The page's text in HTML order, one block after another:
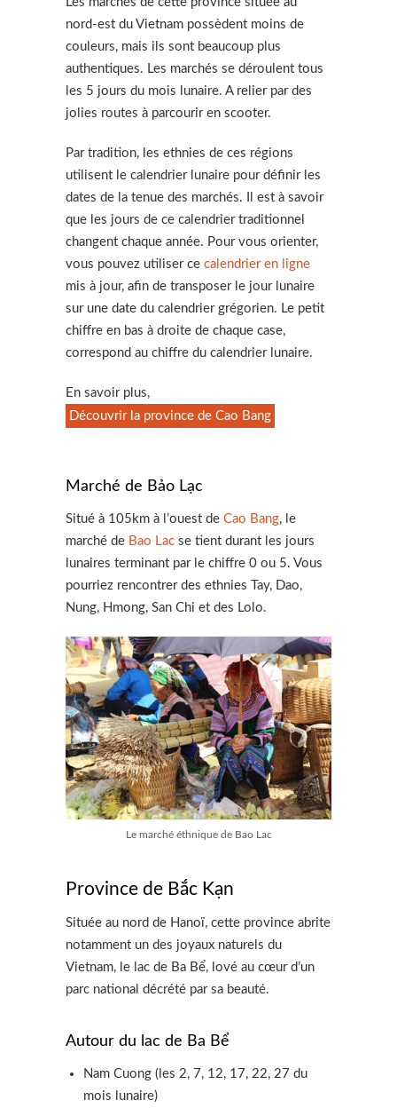
nord-est du Vietnam possèdent moins de
couleurs, mais ils sont beaucoup plus
authentiques. Les marchés se déroulent tous
les 5 jours du mois lunaire. A relier par des
jolies routes à parcourir en scooter.
Par tradition, les ethnies de ces régions
utilisent le calendrier lunaire pour définir les
dates de la tenue des marchés. Il est à savoir
que les jours de ce calendrier traditionnel
changent chaque année. Pour vous orienter,
vous pouvez utiliser ce calendrier en ligne
mis à jour, afin de transposer le jour lunaire
sur une date du calendrier grégorien. Le petit
chiffre en bas à droite de chaque case,
correspond au chiffre du calendrier lunaire.
En savoir plus,
Découvrir la province de Cao Bang
Marché de Bảo Lạc
Situé à 105km à l’ouest de Cao Bang, le
marché de Bao Lac se tient durant les jours
lunaires terminant par le chiffre 0 ou 5. Vous
pourriez rencontrer des ethnies Tay, Dao,
Nung, Hmong, San Chi et des Lolo.
Le marché éthnique de Bao Lac
Province de Bắc Kạn
Située au nord de Hanoï, cette province abrite
notamment un des joyaux naturels du
Vietnam, le lac de Ba Bể, lové au cœur d’un
parc national décrété par sa beauté.
Autour du lac de Ba Bể
Nam Cuong (les 2, 7, 12, 17, 22, 27 du
mois lunaire)